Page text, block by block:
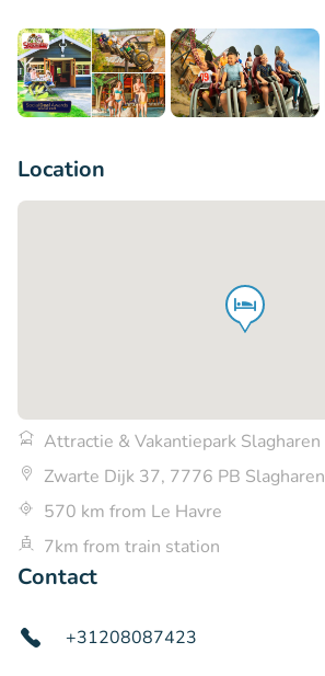
Location
Attractie & Vakantiepark Slagharen
Zwarte Dijk 37, 7776 PB Slagharen
570 km from Le Havre
7km from train station
Contact
+31208087423